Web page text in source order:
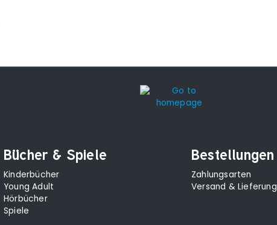
Bücher & Spiele
Kinderbücher
Young Adult
Hörbücher
Spiele
Bestellungen
Zahlungsarten
Versand & Lieferung